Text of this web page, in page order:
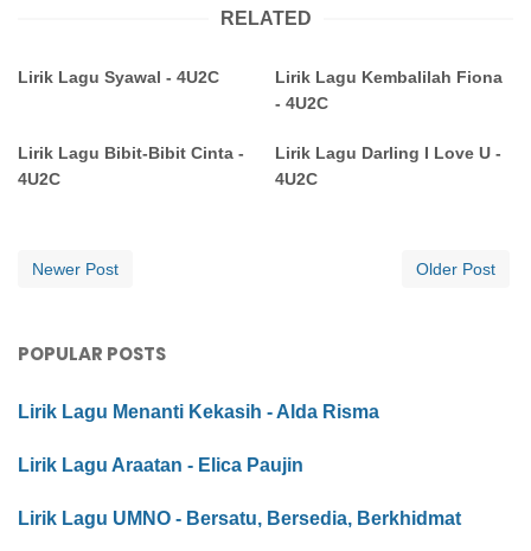
RELATED
Lirik Lagu Syawal - 4U2C
Lirik Lagu Kembalilah Fiona
- 4U2C
Lirik Lagu Bibit-Bibit Cinta -
4U2C
Lirik Lagu Darling I Love U -
4U2C
Newer Post Older Post
POPULAR POSTS
Lirik Lagu Menanti Kekasih - Alda Risma
Lirik Lagu Araatan - Elica Paujin
Lirik Lagu UMNO - Bersatu, Bersedia, Berkhidmat